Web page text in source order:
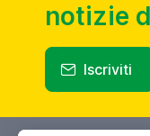
notizie
Iscriviti